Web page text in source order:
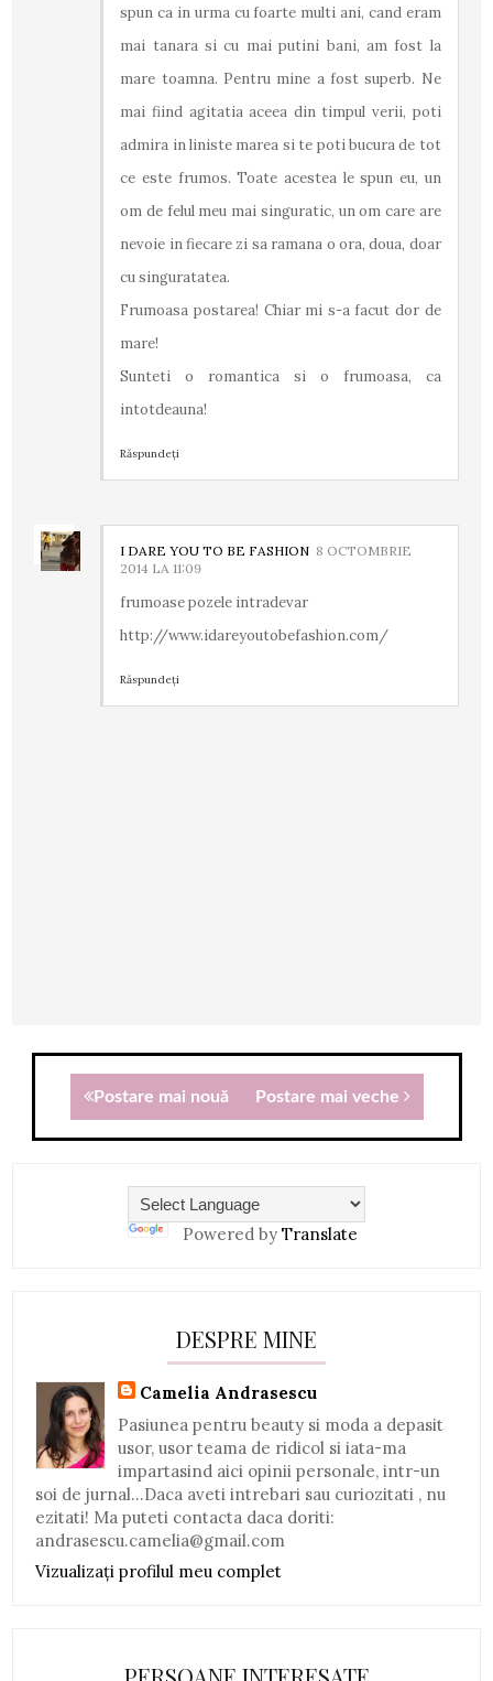
spun ca in urma cu foarte multi ani, cand eram
mai tanara si cu mai putini bani, am fost la
mare toamna. Pentru mine a fost superb. Ne
mai fiind agitatia aceea din timpul verii, poti
admira in liniste marea si te poti bucura de tot
ce este frumos. Toate acestea le spun eu, un
om de felul meu mai singuratic, un om care are
nevoie in fiecare zi sa ramana o ora, doua, doar
cu singuratatea.
Frumoasa postarea! Chiar mi s-a facut dor de
mare!
Sunteti o romantica si o frumoasa, ca
intotdeauna!
Răspundeți
I DARE YOU TO BE FASHION 8 OCTOMBRIE
2014 LA 11:09
frumoase pozele intradevar
http://www.idareyoutobefashion.com/
Răspundeți
Postare mai nouă Postare mai veche
Powered by Translate
DESPRE MINE
Camelia Andrasescu
Pasiunea pentru beauty si moda a depasit
usor, usor teama de ridicol si iata-ma
impartasind aici opinii personale, intr-un
soi de jurnal...Daca aveti intrebari sau curiozitati , nu
ezitati! Ma puteti contacta daca doriti:
andrasescu.camelia@gmail.com
Vizualizați profilul meu complet